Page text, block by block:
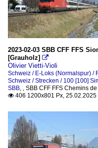
2023-02-03 SBB CFF FFS
[Grauholz] 
Olivier Vietti-Violi
Schweiz / E-Loks (Normalspur) /
Schweiz / Strecken / 100 [100]
SBB, , SBB CFF FFS Chemins
 406 1200x801 Px, 25.02.2025